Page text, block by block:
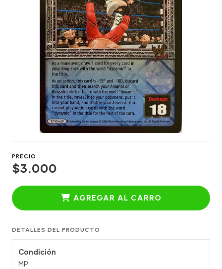
PRECIO
$3.000
AGREGAR AL CARRO
DETALLES DEL PRODUCTO
Condición
MP